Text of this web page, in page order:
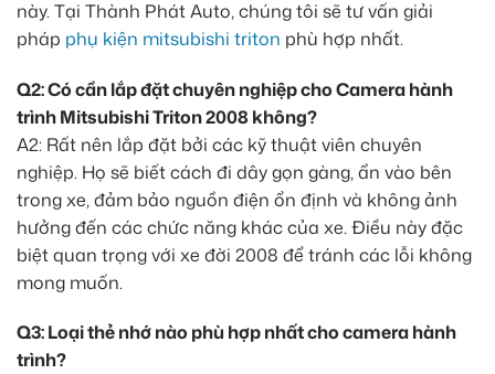
này. Tại Thành Phát Auto, chúng tôi sẽ tư vấn giải
pháp phụ kiện mitsubishi triton phù hợp nhất.
Q2: Có cần lắp đặt chuyên nghiệp cho Camera hành
trình Mitsubishi Triton 2008 không?
A2: Rất nên lắp đặt bởi các kỹ thuật viên chuyên
nghiệp. Họ sẽ biết cách đi dây gọn gàng, ẩn vào bên
trong xe, đảm bảo nguồn điện ổn định và không ảnh
hưởng đến các chức năng khác của xe. Điều này đặc
biệt quan trọng với xe đời 2008 để tránh các lỗi không
mong muốn.
Q3: Loại thẻ nhớ nào phù hợp nhất cho camera hành
trình?